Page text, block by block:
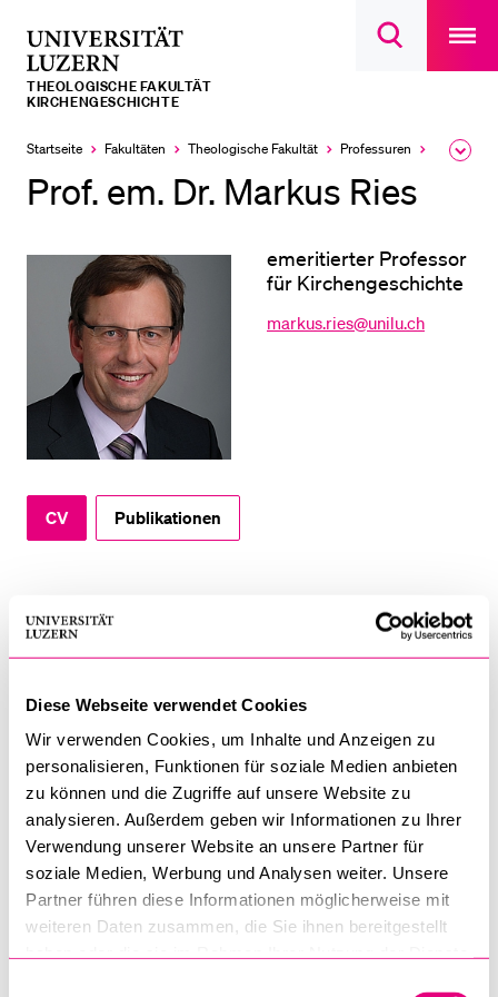
Diese Webseite verwendet Cookies
Wir verwenden Cookies, um Inhalte und Anzeigen zu
personalisieren, Funktionen für soziale Medien anbieten
zu können und die Zugriffe auf unsere Website zu
analysieren. Außerdem geben wir Informationen zu Ihrer
Verwendung unserer Website an unsere Partner für
soziale Medien, Werbung und Analysen weiter. Unsere
Partner führen diese Informationen möglicherweise mit
weiteren Daten zusammen, die Sie ihnen bereitgestellt
Suchdialog
main
THEOLOGISCHE FAKULTÄT
KIRCHENGESCHICHTE
Startseite Fakultäten Theologische Fakultät Professuren
Prof. em. Dr. Markus Ries
emeritierter Professor
für Kirchengeschichte
markus.ries@unilu.ch
CV Publikationen
CV
1994 -
2024
Professor für Kirchengeschichte an der
Theologischen Fakultät Luzern
2001-
2006
Rektor der Universität Luzern
2013-
2014
Dekan der Theologischen Fakultät
2010-
2022
Prorektor
LETZTE SUCHEN
Sie haben noch keine Suche getätigt.
DIE UNI FÜR…
Schulklassen und Lehrpersonen
Studierende
Forschende
Mitarbeitende
Alumni
Stellensuchende
Förderer
Medien
Bibliothek
Menuplan Mensa
Anmeldung und Zulassung